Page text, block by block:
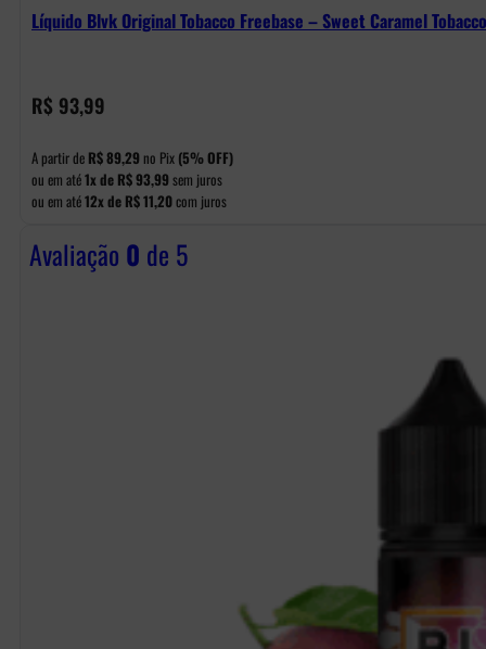
Líquido Blvk Original Tobacco Freebase – Sweet Caramel Tobacco
R$ 93,99
A partir de R$89,29 no Pix (5% OFF)
ou em até1x de R$93,99 sem juros
ou em até12x de R$11,20com juros
Avaliação 0 de 5